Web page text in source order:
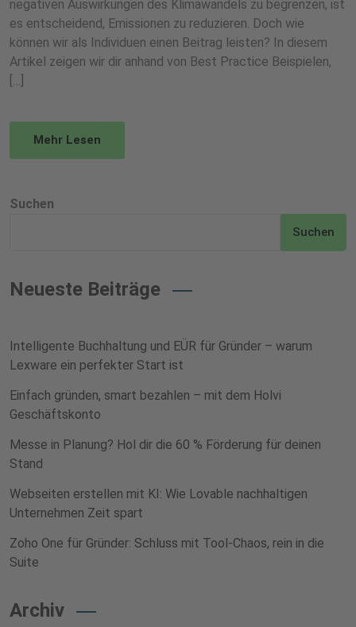
negativen Auswirkungen des Klimawandels zu begrenzen, ist
es entscheidend, Emissionen zu reduzieren. Doch wie
können wir als Individuen einen Beitrag leisten? In diesem
Artikel zeigen wir dir anhand von Best Practice Beispielen,
[…]
Mehr Lesen
Suchen
Suchen
Neueste Beiträge
Intelligente Buchhaltung und EÜR für Gründer – warum
Lexware ein perfekter Start ist
Einfach gründen, smart bezahlen – mit dem Holvi
Geschäftskonto
Messe in Planung? Hol dir die 60 % Förderung für deinen
Stand
Webseiten erstellen mit KI: Wie Lovable nachhaltigen
Unternehmen Zeit spart
Zoho One für Gründer: Schluss mit Tool-Chaos, rein in die
Suite
Archiv